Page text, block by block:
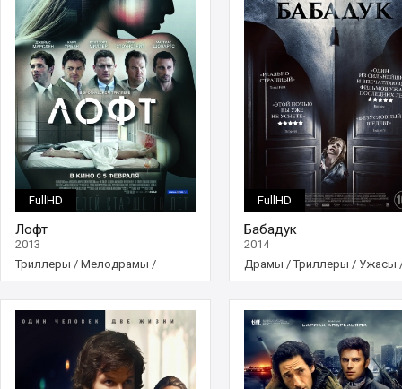
FullHD
Лофт
2013
Триллеры / Мелодрамы /
Фильмы
FullHD
Бабадук
2014
Драмы /Триллеры / Ужасы
Фильмы